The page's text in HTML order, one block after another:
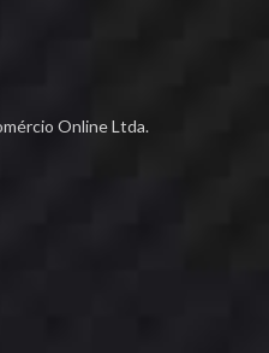
Online Ltda.